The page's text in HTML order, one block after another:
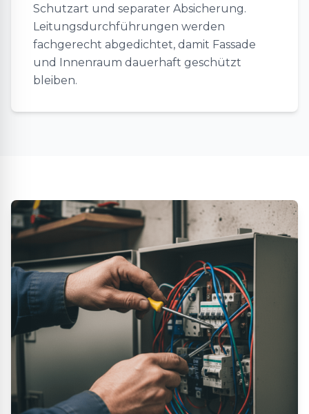
Schutzart und separater Absicherung.
Leitungsdurchführungen werden
fachgerecht abgedichtet, damit Fassade
und Innenraum dauerhaft geschützt
bleiben.